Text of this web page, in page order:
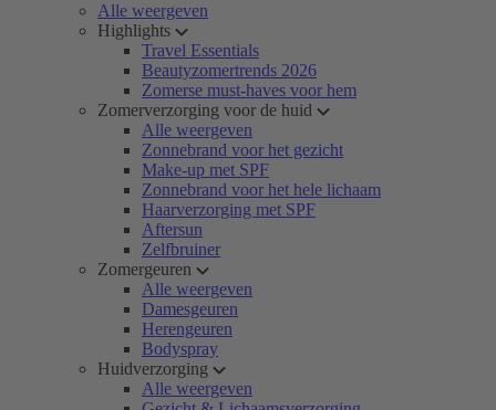
Alle weergeven
Highlights
Travel Essentials
Beautyzomertrends 2026
Zomerse must-haves voor hem
Zomerverzorging voor de huid
Alle weergeven
Zonnebrand voor het gezicht
Make-up met SPF
Zonnebrand voor het hele lichaam
Haarverzorging met SPF
Aftersun
Zelfbruiner
Zomergeuren
Alle weergeven
Damesgeuren
Herengeuren
Bodyspray
Huidverzorging
Alle weergeven